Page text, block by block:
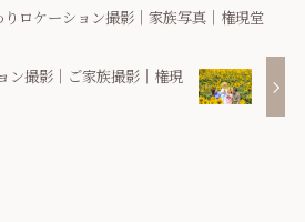
ロケーション撮影｜家族写真｜権現堂
ン撮影｜ご家族撮影｜権現